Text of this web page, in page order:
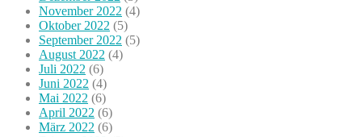
November 2022 (4)
Oktober 2022 (5)
September 2022 (5)
August 2022 (4)
Juli 2022 (6)
Juni 2022 (4)
Mai 2022 (6)
April 2022 (6)
März 2022 (6)